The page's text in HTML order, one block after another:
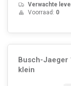
Verwachte
Voorraad: 0
Busch-Jaeger
klein